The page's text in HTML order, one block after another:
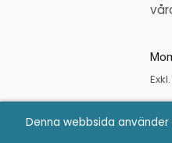
Denna webbsida